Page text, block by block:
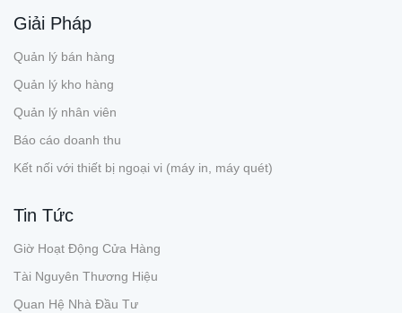
Giải Pháp
Quản lý bán hàng
Quản lý kho hàng
Quản lý nhân viên
Báo cáo doanh thu
Kết nối với thiết bị ngoại vi (máy in, máy quét)
Tin Tức
Giờ Hoạt Động Cửa Hàng
Tài Nguyên Thương Hiệu
Quan Hệ Nhà Đầu Tư